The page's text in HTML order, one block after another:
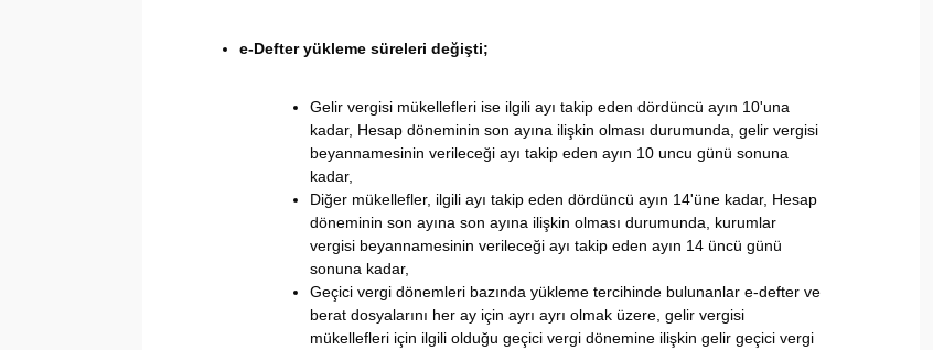
e-Defter yükleme süreleri değişti;
Gelir vergisi mükellefleri ise ilgili ayı takip eden dördüncü ayın 10'una
kadar, Hesap döneminin son ayına ilişkin olması durumunda, gelir vergisi
beyannamesinin verileceği ayı takip eden ayın 10 uncu günü sonuna
kadar,
Diğer mükellefler, ilgili ayı takip eden dördüncü ayın 14'üne kadar, Hesap
döneminin son ayına son ayına ilişkin olması durumunda, kurumlar
vergisi beyannamesinin verileceği ayı takip eden ayın 14 üncü günü
sonuna kadar,
Geçici vergi dönemleri bazında yükleme tercihinde bulunanlar e-defter ve
berat dosyalarını her ay için ayrı ayrı olmak üzere, gelir vergisi
mükellefleri için ilgili olduğu geçici vergi dönemine ilişkin gelir geçici vergi